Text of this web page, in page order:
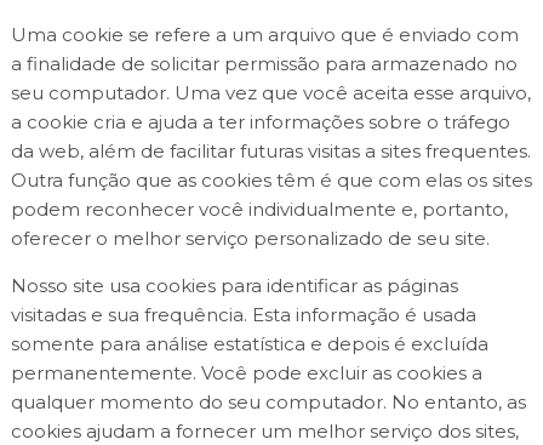
Uma cookie se refere a um arquivo que é enviado com
a finalidade de solicitar permissão para armazenado no
seu computador. Uma vez que você aceita esse arquivo,
a cookie cria e ajuda a ter informações sobre o tráfego
da web, além de facilitar futuras visitas a sites frequentes.
Outra função que as cookies têm é que com elas os sites
podem reconhecer você individualmente e, portanto,
oferecer o melhor serviço personalizado de seu site.
Nosso site usa cookies para identificar as páginas
visitadas e sua frequência. Esta informação é usada
somente para análise estatística e depois é excluída
permanentemente. Você pode excluir as cookies a
qualquer momento do seu computador. No entanto, as
cookies ajudam a fornecer um melhor serviço dos sites,